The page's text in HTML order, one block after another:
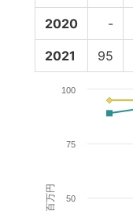
2020 -
2021 95
百万円 50
75
100